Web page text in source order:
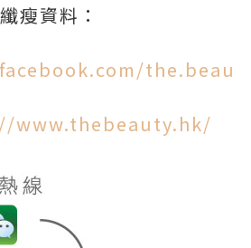
瘦資料：
the.beau
www.thebeauty.hk/